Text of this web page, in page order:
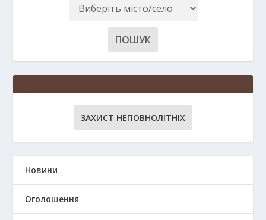
ЗАХИСТ НЕПОВНОЛІТНІХ
Новини
Оголошення